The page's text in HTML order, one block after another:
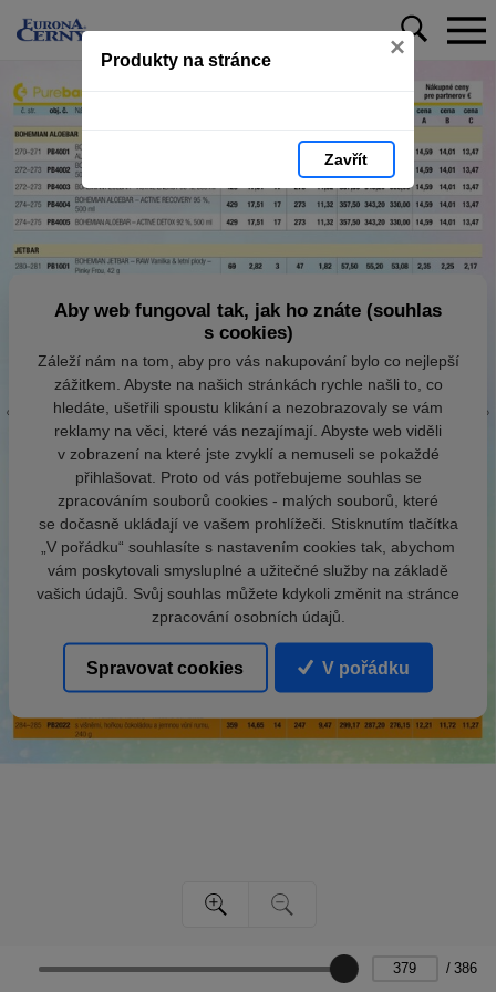
Produkty na stránce ×
Zavřít
/ 386
Aby web fungoval tak, jak ho znáte (souhlas
s cookies)
Záleží nám na tom, aby pro vás nakupování bylo co nejlepší
zážitkem. Abyste na našich stránkách rychle našli to, co
hledáte, ušetřili spoustu klikání a nezobrazovaly se vám
reklamy na věci, které vás nezajímají. Abyste web viděli
v zobrazení na které jste zvyklí a nemuseli se pokaždé
přihlašovat. Proto od vás potřebujeme souhlas se
zpracováním souborů cookies - malých souborů, které
se dočasně ukládají ve vašem prohlížeči. Stisknutím tlačítka
„V pořádku“ souhlasíte s nastavením cookies tak, abychom
vám poskytovali smysluplné a užitečné služby na základě
vašich údajů. Svůj souhlas můžete kdykoli změnit na stránce
zpracování osobních údajů.
Spravovat cookies V pořádku